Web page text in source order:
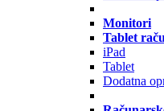
Monitori
Tablet
iPad
Tablet
Dodatna